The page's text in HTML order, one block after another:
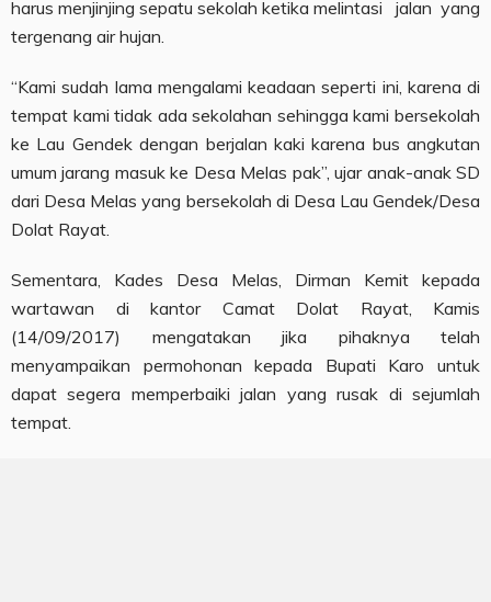
harus menjinjing sepatu sekolah ketika melintasi jalan yang
tergenang air hujan.
“Kami sudah lama mengalami keadaan seperti ini, karena di
tempat kami tidak ada sekolahan sehingga kami bersekolah
ke Lau Gendek dengan berjalan kaki karena bus angkutan
umum jarang masuk ke Desa Melas pak”, ujar anak-anak SD
dari Desa Melas yang bersekolah di Desa Lau Gendek/Desa
Dolat Rayat.
Sementara, Kades Desa Melas, Dirman Kemit kepada
wartawan di kantor Camat Dolat Rayat, Kamis
(14/09/2017) mengatakan jika pihaknya telah
menyampaikan permohonan kepada Bupati Karo untuk
dapat segera memperbaiki jalan yang rusak di sejumlah
tempat.